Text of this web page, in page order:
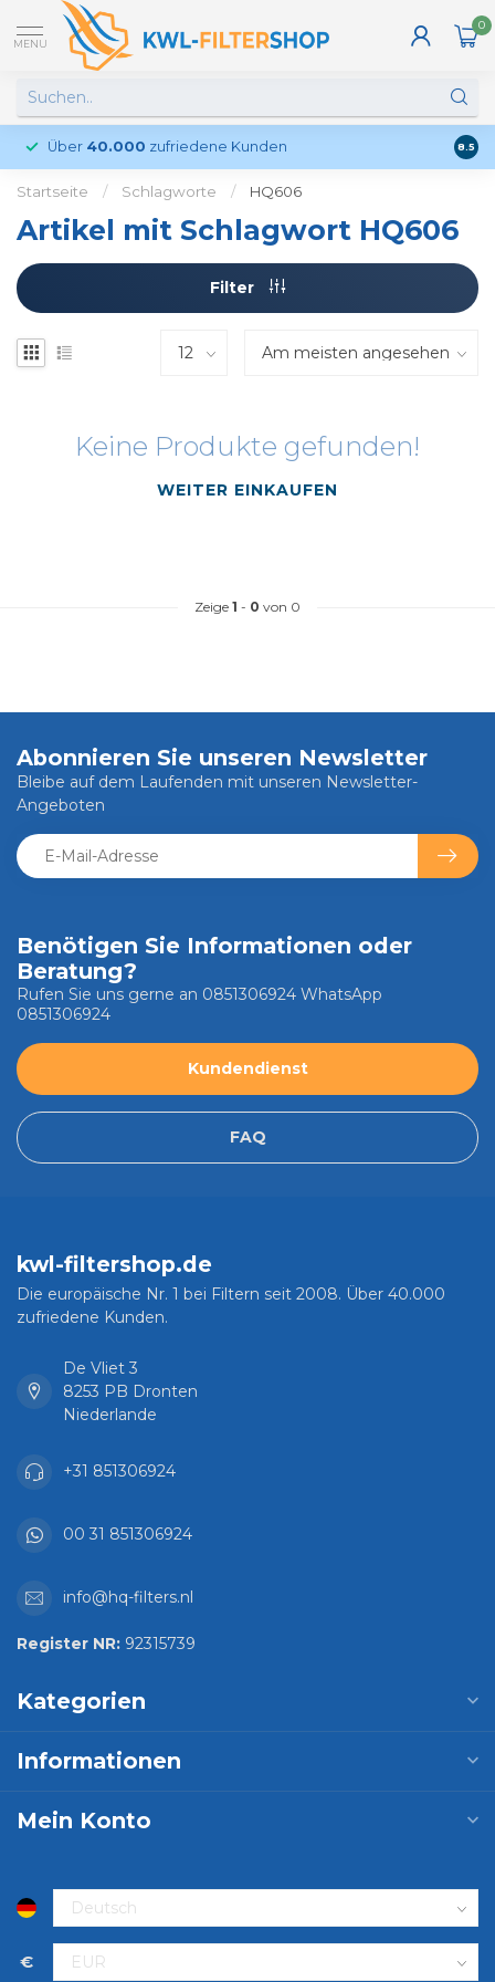
MENU
0
Über 40.000 zufriedene Kunden 8.5
Startseite / Schlagworte / HQ606
Artikel mit Schlagwort HQ606
Filter
Keine Produkte gefunden!
WEITER EINKAUFEN
Zeige 1 - 0 von 0
Benötigen Sie Informationen oder
Beratung?
Rufen Sie uns gerne an 0851306924 WhatsApp
0851306924
Kundendienst
FAQ
Abonnieren Sie unseren Newsletter
Bleibe auf dem Laufenden mit unseren Newsletter-
Angeboten
kwl-filtershop.de
Die europäische Nr. 1 bei Filtern seit 2008. Über 40.000
zufriedene Kunden.
De Vliet 3
8253 PB Dronten
Niederlande
+31 851306924
00 31 851306924
info@hq-filters.nl
Register NR: 92315739
Kategorien
Informationen
Mein Konto
€